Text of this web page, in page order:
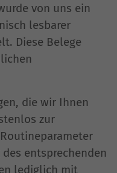
von uns ein
lesbarer
Diese Belege
die wir Ihnen
zur
entsprechenden
lediglich mit